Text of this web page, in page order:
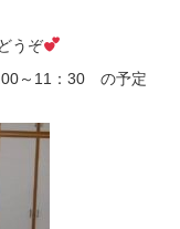
うぞ
～11：30 の予定